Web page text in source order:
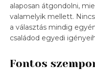
alaposan átgondolni,
valamelyik mellett.
a választás mindig
családod egyedi
Fontos